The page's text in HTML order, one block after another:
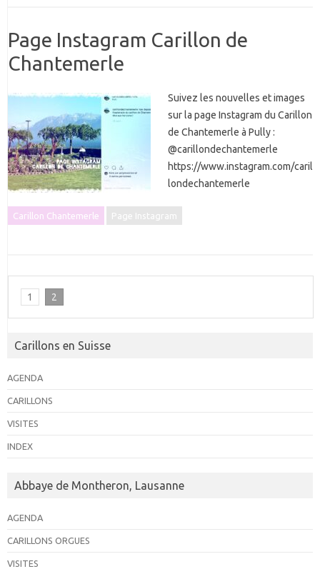
Page Instagram Carillon de
Chantemerle
Suivez les nouvelles et images
sur la page Instagram du Carillon
de Chantemerle à Pully :
@carillondechantemerle
https://www.instagram.com/caril
londechantemerle
Carillon Chantemerle Page Instagram
1 2
Carillons en Suisse
AGENDA
CARILLONS
VISITES
INDEX
Abbaye de Montheron, Lausanne
AGENDA
CARILLONS ORGUES
VISITES